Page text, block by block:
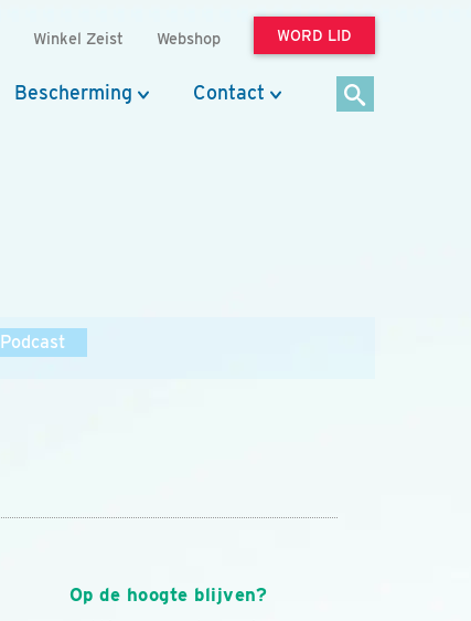
Winkel Zeist Webshop WORD LID
Bescherming Contact
Podcast
Op de hoogte blijven?